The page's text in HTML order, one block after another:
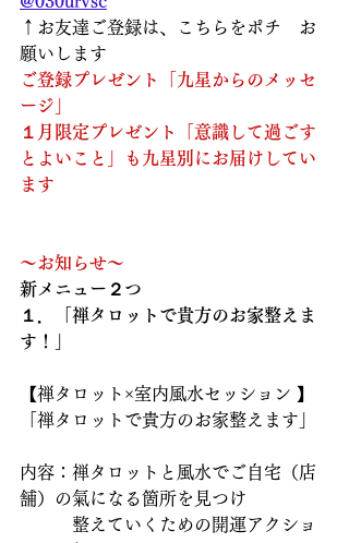
↑お友達ご登録は、こちらをポチ　お
願いします
ご登録プレゼント「九星からのメッセ
ージ」
１月限定プレゼント「意識して過ごす
とよいこと」も九星別にお届けしてい
ます
～お知らせ～
新メニュー２つ
１．「禅タロットで貴方のお家整えま
す！」
【禅タロット×室内風水セッション 】
「禅タロットで貴方のお家整えます」
内容：禅タロットと風水でご自宅（店
舗）の氣になる箇所を見つけ
整えていくための開運アクショ